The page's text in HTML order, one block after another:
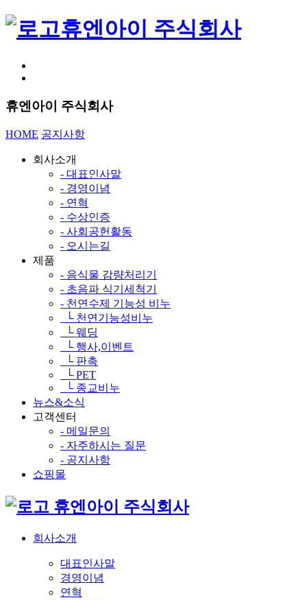
휴엔아이 주식회사
휴엔아이 주식회사
HOME 공지사항
회사소개
- 대표인사말
- 경영이념
- 연혁
- 수상인증
- 사회공헌활동
- 오시는길
제품
- 음식물 감량처리기
- 초음파 식기세척기
- 천연수제 기능성 비누
└ 천연기능성비누
└ 웨딩
└ 행사,이벤트
└ 판촉
└ PET
└ 종교비누
뉴스&소식
고객센터
- 메일문의
- 자주하시는 질문
- 공지사항
쇼핑몰
휴엔아이 주식회사
회사소개
대표인사말
경영이념
연혁